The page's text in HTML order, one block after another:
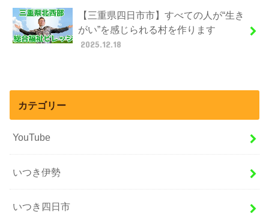
【三重県四日市市】すべての人が“生き
がい”を感じられる村を作ります
2025.12.18
カテゴリー
YouTube
いつき伊勢
いつき四日市